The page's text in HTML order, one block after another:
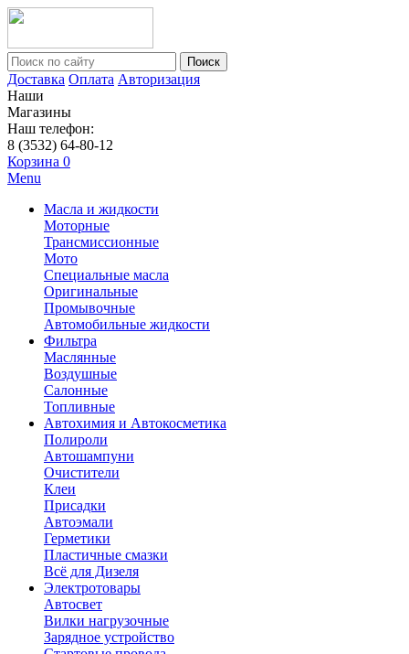
Поиск
Доставка Оплата Авторизация
Наши
Магазины
Наш телефон:
8 (3532) 64-80-12
Корзина 0
Menu
Масла и жидкости
Моторные
Трансмиссионные
Мото
Специальные масла
Оригинальные
Промывочные
Автомобильные жидкости
Фильтра
Маслянные
Воздушные
Салонные
Топливные
Автохимия и Автокосметика
Полироли
Автошампуни
Очистители
Клеи
Присадки
Автоэмали
Герметики
Пластичные смазки
Всё для Дизеля
Электротовары
Автосвет
Вилки нагрузочные
Зарядное устройство